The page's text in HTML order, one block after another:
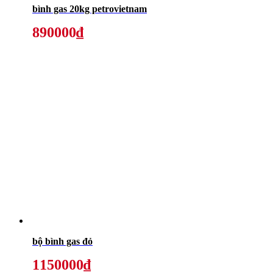
bình gas 20kg petrovietnam
890000₫
bộ bình gas đỏ
1150000₫